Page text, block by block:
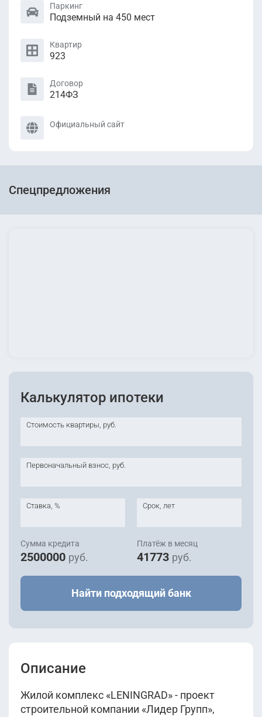
Паркинг
Подземный на 450 мест
Квартир
923
Договор
214ФЗ
Официальный сайт
Спецпредложения
Калькулятор ипотеки
Стоимость квартиры, руб.
Первоначальный взнос, руб.
Ставка, % Срок, лет
Сумма кредита
2500000 руб.
Платёж в месяц
41773 руб.
Найти подходящий банк
Описание
Жилой комплекс «LENINGRAD» - проект
строительной компании «Лидер Групп»,